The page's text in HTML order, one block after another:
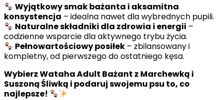
Wyjątkowy smak bażanta i aksamitna
konsystencja – idealna nawet dla wybrednych pupili.
Naturalne składniki dla zdrowia i energii –
codzienne wsparcie dla aktywnego trybu życia.
Pełnowartościowy posiłek – zbilansowany i
kompletny, od pierwszego do ostatniego kęsa.
Wybierz Wataha Adult Bażant z Marchewką i
Suszoną Śliwką i podaruj swojemu psu to, co
najlepsze!